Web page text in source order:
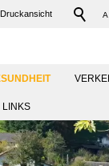
LINKS
Druckansicht A